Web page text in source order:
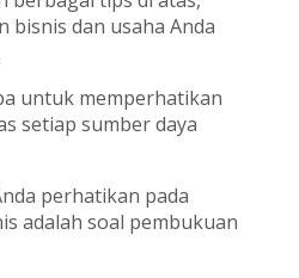
bisnis dan usaha Anda
untuk memperhatikan
setiap sumber daya
perhatikan pada
adalah soal pembukuan